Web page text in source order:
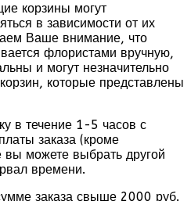
корзины могут
в зависимости от их
Ваше внимание, что
флористами вручную,
и могут незначительно
которые представлены
в течение 1-5 часов с
заказа (кроме
вы можете выбрать другой
времени.
заказа свыше 2000 руб.